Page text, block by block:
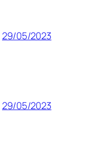
29/05/2023
29/05/2023